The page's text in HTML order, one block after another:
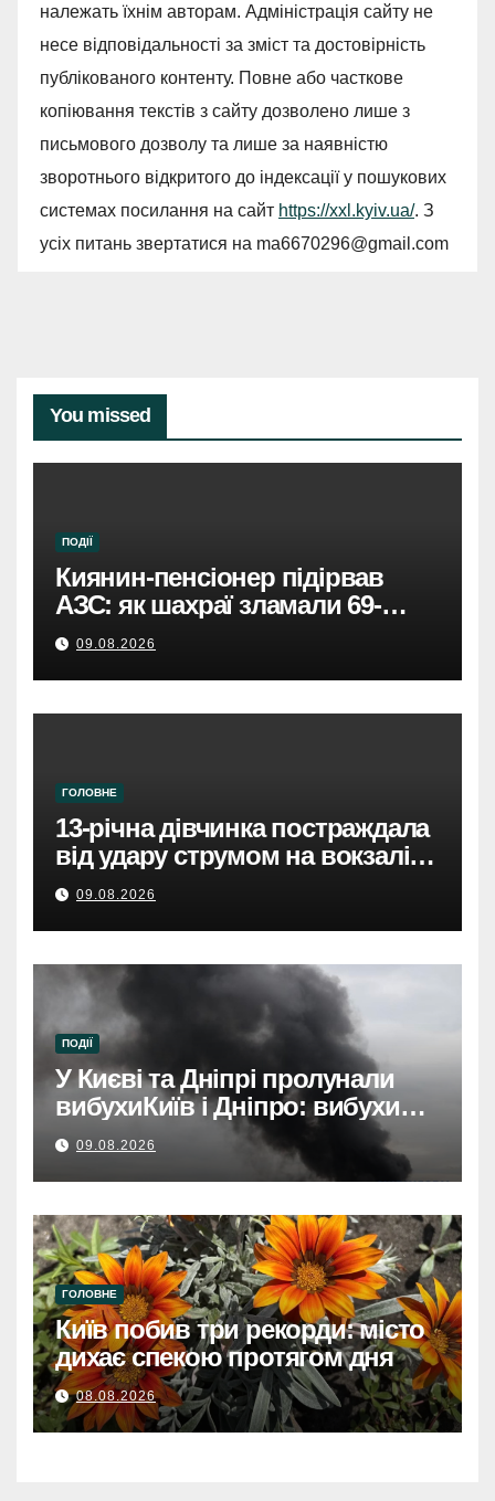
належать їхнім авторам. Адміністрація сайту не
несе відповідальності за зміст та достовірність
публікованого контенту. Повне або часткове
копіювання текстів з сайту дозволено лише з
письмового дозволу та лише за наявністю
зворотнього відкритого до індексації у пошукових
системах посилання на сайт https://xxl.kyiv.ua/. З
усіх питань звертатися на ma6670296@gmail.com
You missed
ПОДІЇ
Киянин-пенсіонер підірвав
АЗС: як шахраї зламали 69-
річного чоловіка.
09.08.2026
ГОЛОВНЕ
13-річна дівчинка постраждала
від удару струмом на вокзалі в
Броварах.
09.08.2026
ПОДІЇ
У Києві та Дніпрі пролунали
вибухиКиїв і Дніпро: вибухи
розбудили міста.
09.08.2026
ГОЛОВНЕ
Київ побив три рекорди: місто
дихає спекою протягом дня
08.08.2026